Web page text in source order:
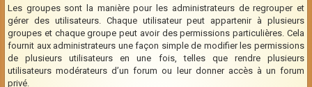
Les groupes sont la manière pour les administrateurs de regrouper et
gérer des utilisateurs. Chaque utilisateur peut appartenir à plusieurs
groupes et chaque groupe peut avoir des permissions particulières. Cela
fournit aux administrateurs une façon simple de modifier les permissions
de plusieurs utilisateurs en une fois, telles que rendre plusieurs
utilisateurs modérateurs d’un forum ou leur donner accès à un forum
privé.